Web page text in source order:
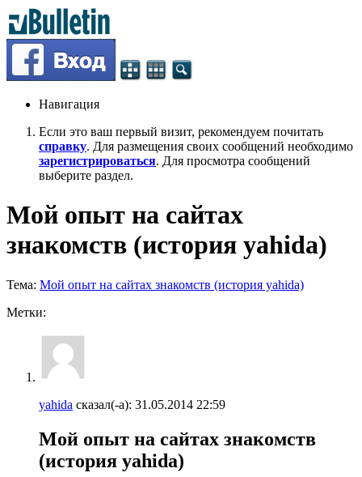
Навигация
Если это ваш первый визит, рекомендуем почитать
справку. Для размещения своих сообщений необходимо
зарегистрироваться. Для просмотра сообщений
выберите раздел.
Мой опыт на сайтах
знакомств (история yahida)
Тема: Мой опыт на сайтах знакомств (история yahida)
Метки:
yahida сказал(-а): 31.05.2014 22:59
Мой опыт на сайтах знакомств
(история yahida)